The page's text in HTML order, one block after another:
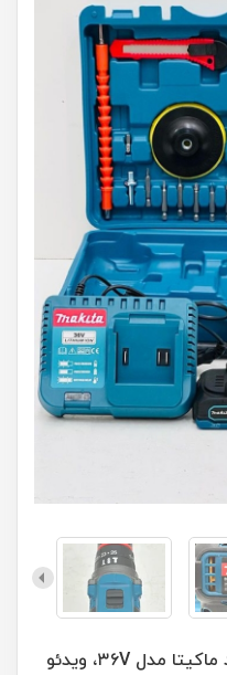
دریل شارژی 36 ولت سری جدید ماکیتا مدل ۳۶V، ویدئو